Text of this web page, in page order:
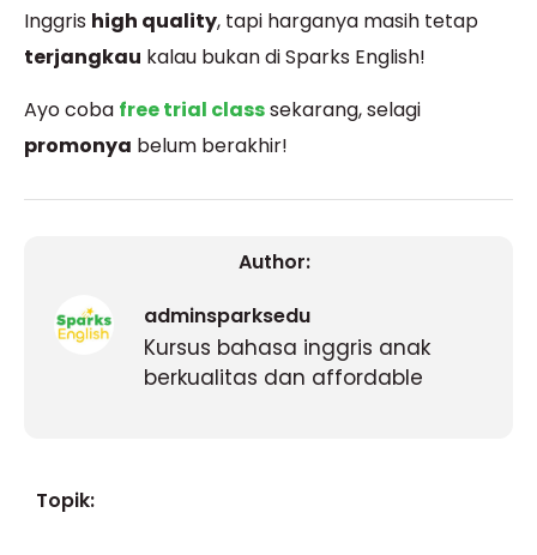
Inggris high quality, tapi harganya masih tetap
terjangkau kalau bukan di Sparks English!
Ayo coba free trial classsekarang, selagi
promonya belum berakhir!
Author:
adminsparksedu
Kursus bahasa inggris anak
berkualitas dan affordable
Topik: